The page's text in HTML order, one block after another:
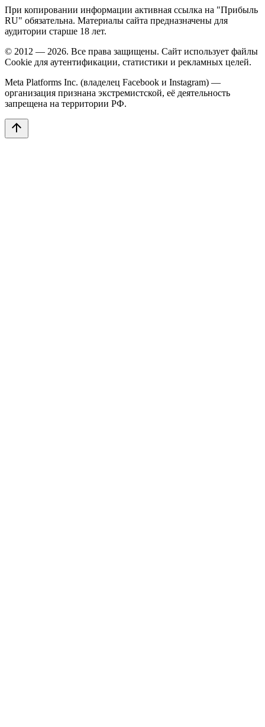
При копировании информации активная ссылка на "Прибыль
RU" обязательна. Материалы сайта предназначены для
аудитории старше 18 лет.
© 2012 — 2026. Все права защищены. Сайт использует файлы
Cookie для аутентификации, статистики и рекламных целей.
Meta Platforms Inc. (владелец Facebook и Instagram) —
организация признана экстремистской, её деятельность
запрещена на территории РФ.
arrow_upward